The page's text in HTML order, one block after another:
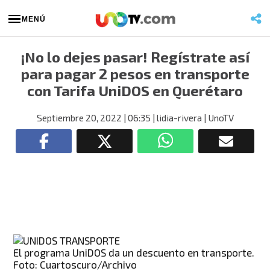
MENÚ
¡No lo dejes pasar! Regístrate así
para pagar 2 pesos en transporte
con Tarifa UniDOS en Querétaro
Septiembre 20, 2022 | 06:35 | lidia-rivera | UnoTV
El programa UniDOS da un descuento en transporte.
Foto: Cuartoscuro/Archivo